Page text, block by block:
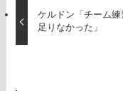
ケルドン「チーム練
足りなかった」